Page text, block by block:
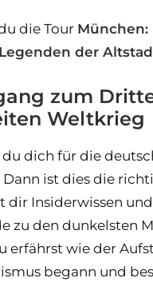
die Tour München:
der
zum
Weltkrieg
du dich für die
Dann ist dies die
dir Insiderwissen und
zu den dunkelsten
erfährst wie der
begann und